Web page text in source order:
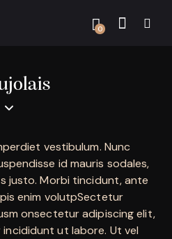
0
vestibulum. Nunc
id mauris sodales,
justo. Morbi tincidunt, ante
enim volutpSectetur
onsectetur adipiscing elit,
ut labore. Ut vel